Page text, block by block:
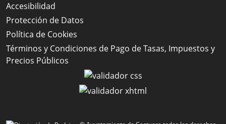
Accesibilidad
Protección de Datos
Política de Cookies
Términos y Condiciones de Pago de Tasas, Impuestos y
Precios Públicos